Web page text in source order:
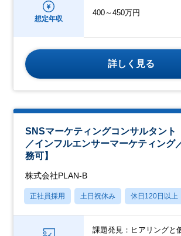
想定年収
400～450万円
詳しく見る
SNSマーケティングコンサルタント
／インフルエンサーマーケティング
務可】
株式会社PLAN-B
正社員採用 土日祝休み 休日120日以上
課題発見：ヒアリングと